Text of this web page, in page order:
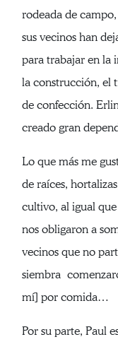
rodeada de
sus vecinos han
para trabajar en la
la construcción, el
de confección.
creado gran
Lo que más me
de raíces,
cultivo, al igual
nos obligaron a
vecinos que no
siembra
mí] por comida…
Por su parte, Paul